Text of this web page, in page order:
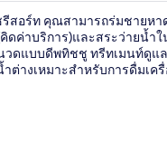
สอร์ท คุณสามารถร่มชายห
ดค่าบริการ)และสระว่ายน้
ดแบบดีพทิชชู ทรีทเมนท์ดูแ
างเหมาะสำหรับการดื่มเค